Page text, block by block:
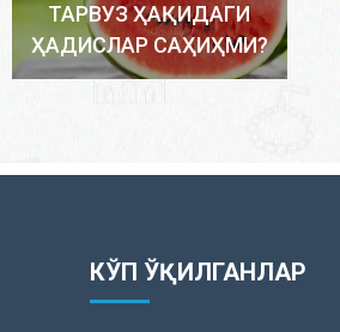
ТАРВУЗ ҲАҚИДАГИ
ҲАДИСЛАР САҲИҲМИ?
КЎП ЎҚИЛГАНЛАР